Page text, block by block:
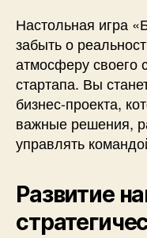
Настольная игра
забыть о
атмосферу своего
стартапа. Вы
бизнес-проекта,
важные решения,
управлять
Развитие